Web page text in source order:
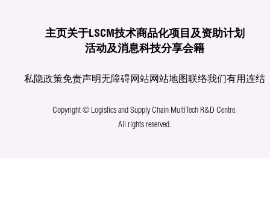
主页关于LSCM技术商品化项目及资助计划
活动及消息科技分享会籍
私隐政策免责声明无障碍网站网站地图联络我们有用连结
Copyright © Logistics and Supply Chain MultiTech R&D Centre.
All rights reserved.